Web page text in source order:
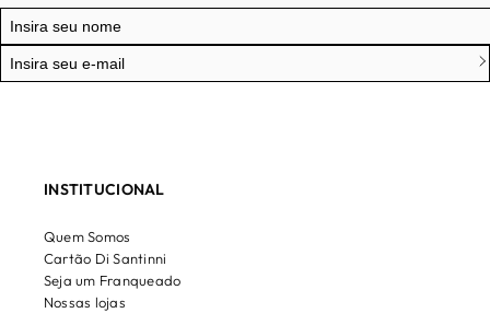
INSTITUCIONAL
Quem Somos
Cartão Di Santinni
Seja um Franqueado
Nossas lojas